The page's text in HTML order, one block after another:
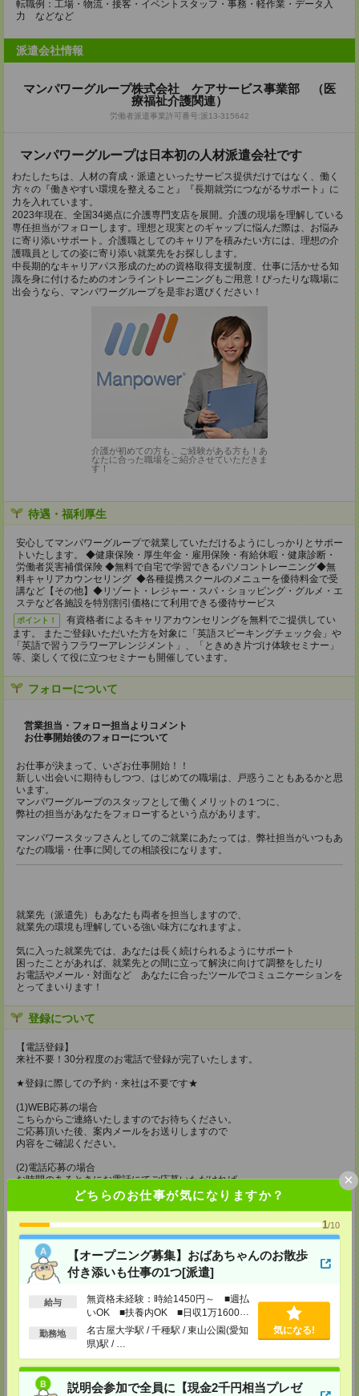
どちらのお仕事が気になりますか？
1/10
【オープニング募集】おばあちゃんのお散歩
付き添いも仕事の1つ[派遣]
給与
無資格未経験：時給1450円～ ■週払
いOK ■扶養内OK ■日収1万1600円
以上
勤務地
名古屋大学駅 / 千種駅 / 東山公園(愛知
県)駅 / …
気になる!
説明会参加で全員に【現金2千円相当プレゼ
×
転職例：工場・物流・接客・イベントスタッフ・事務・軽作業・データ入
力 などなど
派遣会社情報
マンパワーグループ株式会社 ケアサービス事業部 （医
療福祉介護関連）
労働者派遣事業許可番号:派13-315642
マンパワーグループは日本初の人材派遣会社です
わたしたちは、人材の育成・派遣といったサービス提供だけではなく、働く
方々の『働きやすい環境を整えること』『長期就労につながるサポート』に
力を入れています。
2023年現在、全国34拠点に介護専門支店を展開。介護の現場を理解している
専任担当がフォローします。理想と現実とのギャップに悩んだ際は、お悩み
に寄り添いサポート。介護職としてのキャリアを積みたい方には、理想の介
護職員としての姿に寄り添い就業先をお探しします。
中長期的なキャリアパス形成のための資格取得支援制度、仕事に活かせる知
識を身に付けるためのオンライントレーニングもご用意！ぴったりな職場に
出会うなら、マンパワーグループを是非お選びください！
介護が初めての方も、ご経験がある方も！あ
なたに合った職場をご紹介させていただきま
す！
待遇・福利厚生
安心してマンパワーグループで就業していただけるようにしっかりとサポー
トいたします。 ◆健康保険・厚生年金・雇用保険・有給休暇・健康診断・
労働者災害補償保険 ◆無料で自宅で学習できるパソコントレーニング◆無
料キャリアカウンセリング ◆各種提携スクールのメニューを優待料金で受
講など【その他】◆リゾート・レジャー・スパ・ショッピング・グルメ・エ
ステなど各施設を特別割引価格にて利用できる優待サービス
ポイント！
有資格者によるキャリアカウンセリングを無料でご提供してい
ます。 またご登録いただいた方を対象に「英語スピーキングチェック会」や
「英語で習うフラワーアレンジメント」、「ときめき片づけ体験セミナー」
等、楽しくて役に立つセミナーも開催しています。
フォローについて
営業担当・フォロー担当よりコメント
お仕事開始後のフォローについて
お仕事が決まって、いざお仕事開始！！
新しい出会いに期待もしつつ、はじめての職場は、戸惑うこともあるかと思
います。
マンパワーグループのスタッフとして働くメリットの１つに、
弊社の担当があなたをフォローするという点があります。
マンパワースタッフさんとしてのご就業にあたっては、弊社担当がいつもあ
なたの職場・仕事に関しての相談役になります。
就業先（派遣先）もあなたも両者を担当しますので、
就業先の環境も理解している強い味方になれますよ。
気に入った就業先では、あなたは長く続けられるようにサポート
困ったことがあれば、就業先との間に立って解決に向けて調整をしたり
お電話やメール・対面など あなたに合ったツールでコミュニケーションを
とってまいります！
登録について
【電話登録】
来社不要！30分程度のお電話で登録が完了いたします。
★登録に際しての予約・来社は不要です★
(1)WEB応募の場合
こちらからご連絡いたしますのでお待ちください。
ご応募頂いた後、案内メールをお送りしますので
内容をご確認ください。
(2)電話応募の場合
お時間のあるときにお電話にてご応募いただければ
その場で登録も可能です。
【電話登録】
弊社HPよりマイページ作成をお願いします
電話での登録の際に、マイページ作成をいただいた旨をお伝えください。
【電話登録】30分程度
・経験やご希望などをインタビュー
・お仕事のご紹介など
登録場所
CS名古屋支店